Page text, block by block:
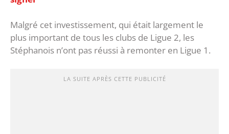
Malgré cet investissement, qui était largement le
plus important de tous les clubs de Ligue 2, les
Stéphanois n’ont pas réussi à remonter en Ligue 1.
LA SUITE APRÈS CETTE PUBLICITÉ